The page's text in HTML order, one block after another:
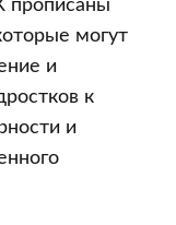
прописаны
могут
и
к
и